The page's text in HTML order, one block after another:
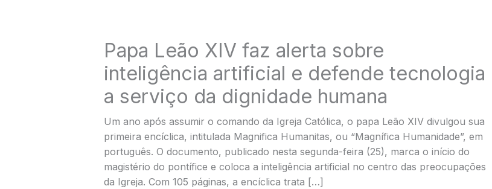
Papa Leão XIV faz alerta sobre
inteligência artificial e defende tecnologia
a serviço da dignidade humana
Um ano após assumir o comando da Igreja Católica, o papa Leão XIV divulgou sua
primeira encíclica, intitulada Magnifica Humanitas, ou “Magnífica Humanidade”, em
português. O documento, publicado nesta segunda-feira (25), marca o início do
magistério do pontífice e coloca a inteligência artificial no centro das preocupações
da Igreja. Com 105 páginas, a encíclica trata […]